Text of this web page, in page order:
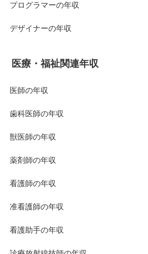
プログラマーの年収
デザイナーの年収
医療・福祉関連年収
医師の年収
歯科医師の年収
獣医師の年収
薬剤師の年収
看護師の年収
准看護師の年収
看護助手の年収